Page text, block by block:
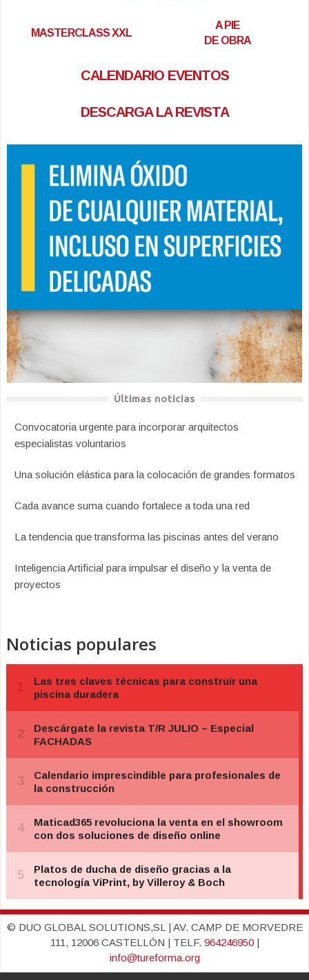
MASTERCLASS XXL
A PIE
DE OBRA
CALENDARIO EVENTOS
DESCARGA LA REVISTA
Últimas noticias
Convocatoria urgente para incorporar arquitectos
especialistas voluntarios
Una solución elástica para la colocación de grandes formatos
Cada avance suma cuando fortalece a toda una red
La tendencia que transforma las piscinas antes del verano
Inteligencia Artificial para impulsar el diseño y la venta de
proyectos
Noticias populares
© DUO GLOBAL SOLUTIONS,SL | AV. CAMP DE MORVEDRE
111, 12006 CASTELLÓN | TELF. 964246950|
info@tureforma.org